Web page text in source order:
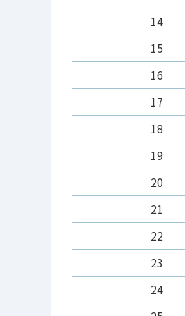
14
15
16
17
18
19
20
21
22
23
24